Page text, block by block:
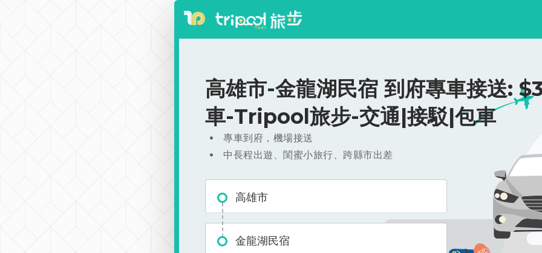
高雄市-金龍湖民宿 到府專車接送:
車-Tripool旅步-交通|接駁|包車
專車到府，機場接送
中長程出遊、閨蜜小旅行、跨縣市出差
高雄市
金龍湖民宿